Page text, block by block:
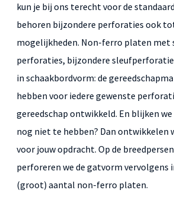
kun je bij ons terecht voor de
behoren bijzondere perforaties ook
mogelijkheden. Non-ferro platen met
perforaties, bijzondere
in schaakbordvorm: de
hebben voor iedere gewenste
gereedschap ontwikkeld. En blijken we
nog niet te hebben? Dan ontwikkelen
voor jouw opdracht. Op de
perforeren we de gatvorm vervolgens
(groot) aantal non-ferro platen.